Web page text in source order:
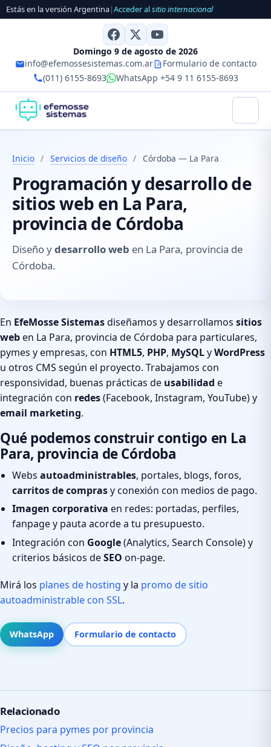
Estás en la versión Argentina|Acceder alsitio internacional
Domingo 9 de agosto de 2026
info@efemossesistemas.com.ar
Formulario de contacto
(011) 6155-8693
WhatsApp +54 9 11 6155-8693
Inicio / Servicios de diseño / Córdoba — La Para
Programación y desarrollo de
sitios web en La Para,
provincia de Córdoba
Diseño ydesarrollo web en La Para, provincia de
Córdoba.
En EfeMosse Sistemasdiseñamos y desarrollamos sitios
weben La Para, provincia de Córdoba para particulares,
pymes y empresas, con HTML5, PHP, MySQLyWordPress
u otros CMS según el proyecto. Trabajamos con
responsividad, buenas prácticas de usabilidad e
integración con redes(Facebook, Instagram, YouTube) y
email marketing.
Qué podemos construir contigo en La
Para, provincia de Córdoba
Webs autoadministrables, portales, blogs, foros,
carritos de comprasy conexión con medios de pago.
Imagen corporativa en redes: portadas, perfiles,
fanpage y pauta acorde a tu presupuesto.
Integración con Google(Analytics, Search Console) y
criterios básicos deSEO on-page.
Mirá los planes de hosting y la promo de sitio
autoadministrable con SSL.
WhatsApp Formulario de contacto
Relacionado
Precios para pymes por provincia